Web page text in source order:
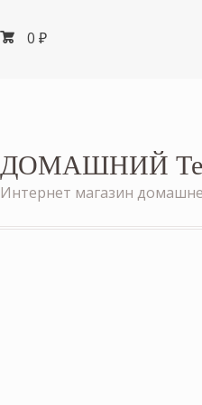
0 ₽
ДОМАШНИЙ
Интернет магазин